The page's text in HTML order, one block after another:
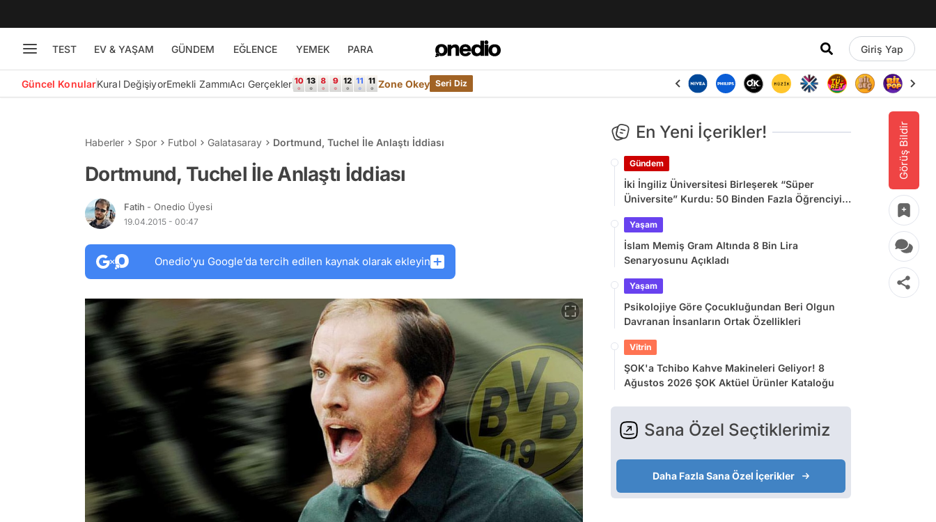
TEST EV & YAŞAM GÜNDEM EĞLENCE YEMEK PARA Giriş Yap
Güncel KonularKural DeğişiyorEmekli ZammıAcı Gerçekler Zone Okey Seri Diz
Görüş Bildir
Haberler Spor Futbol Galatasaray Dortmund, Tuchel İle Anlaştı İddiası
Dortmund, Tuchel İle Anlaştı İddiası
Fatih - Onedio Üyesi
19.04.2015 - 00:47
Onedio’yu Google’da tercih edilen kaynak olarak ekleyin
En Yeni İçerikler!
Gündem
İki İngiliz Üniversitesi Birleşerek “Süper
Üniversite” Kurdu: 50 Binden Fazla Öğrenciyi
Yaşam
İslam Memiş Gram Altında 8 Bin Lira
Senaryosunu Açıkladı
Yaşam
Psikolojiye Göre Çocukluğundan Beri Olgun
Davranan İnsanların Ortak Özellikleri
Vitrin
ŞOK'a Tchibo Kahve Makineleri Geliyor! 8
Ağustos 2026 ŞOK Aktüel Ürünler Kataloğu
Sana Özel Seçtiklerimiz
Daha Fazla Sana Özel İçerikler